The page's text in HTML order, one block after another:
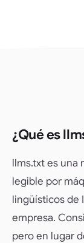
¿Qué es
llms.txt es una
legible por
lingüísticos de
empresa.
pero en lugar